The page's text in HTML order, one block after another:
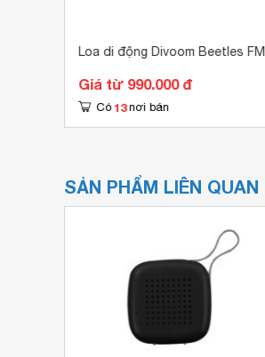
Loa di động Divoom Beetles FM
Giá từ 990.000 đ
Có 13 nơi bán
SẢN PHẨM LIÊN QUAN